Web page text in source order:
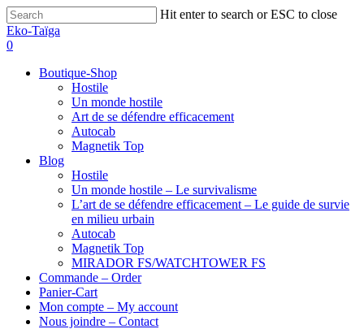
Hit enter to search or ESC to close
Eko-Taïga
0
Boutique-Shop
Hostile
Un monde hostile
Art de se défendre efficacement
Autocab
Magnetik Top
Blog
Hostile
Un monde hostile – Le survivalisme
L’art de se défendre efficacement – Le guide de survie
en milieu urbain
Autocab
Magnetik Top
MIRADOR FS/WATCHTOWER FS
Commande – Order
Panier-Cart
Mon compte – My account
Nous joindre – Contact